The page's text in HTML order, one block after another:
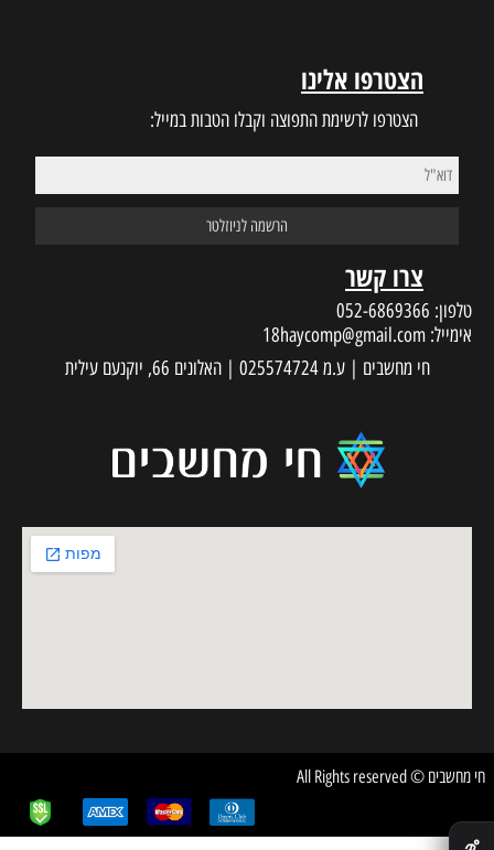
הצטרפו אלינו
הצטרפו לרשימת התפוצה וקבלו הטבות במייל:
צרו קשר
טלפון: 052-6869366
אימייל: 18haycomp@gmail.com
חי מחשבים | ע.מ 025574724 | האלונים 66, יוקנעם עילית
חי מחשבים © All Rights reserved